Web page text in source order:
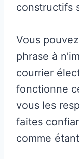
constructifs
Vous
phrase à
courrier
fonctionne
vous les
faites
comme